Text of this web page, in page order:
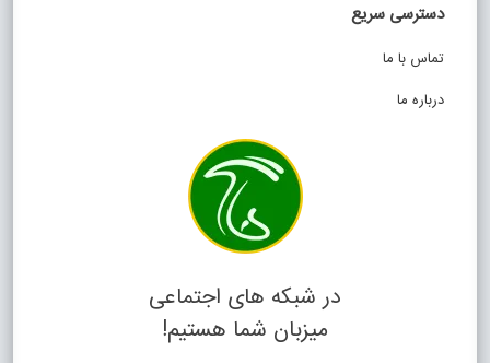
دسترسی سریع
تماس با ما
درباره ما
در شبکه های اجتماعی
میزبان شما هستیم!